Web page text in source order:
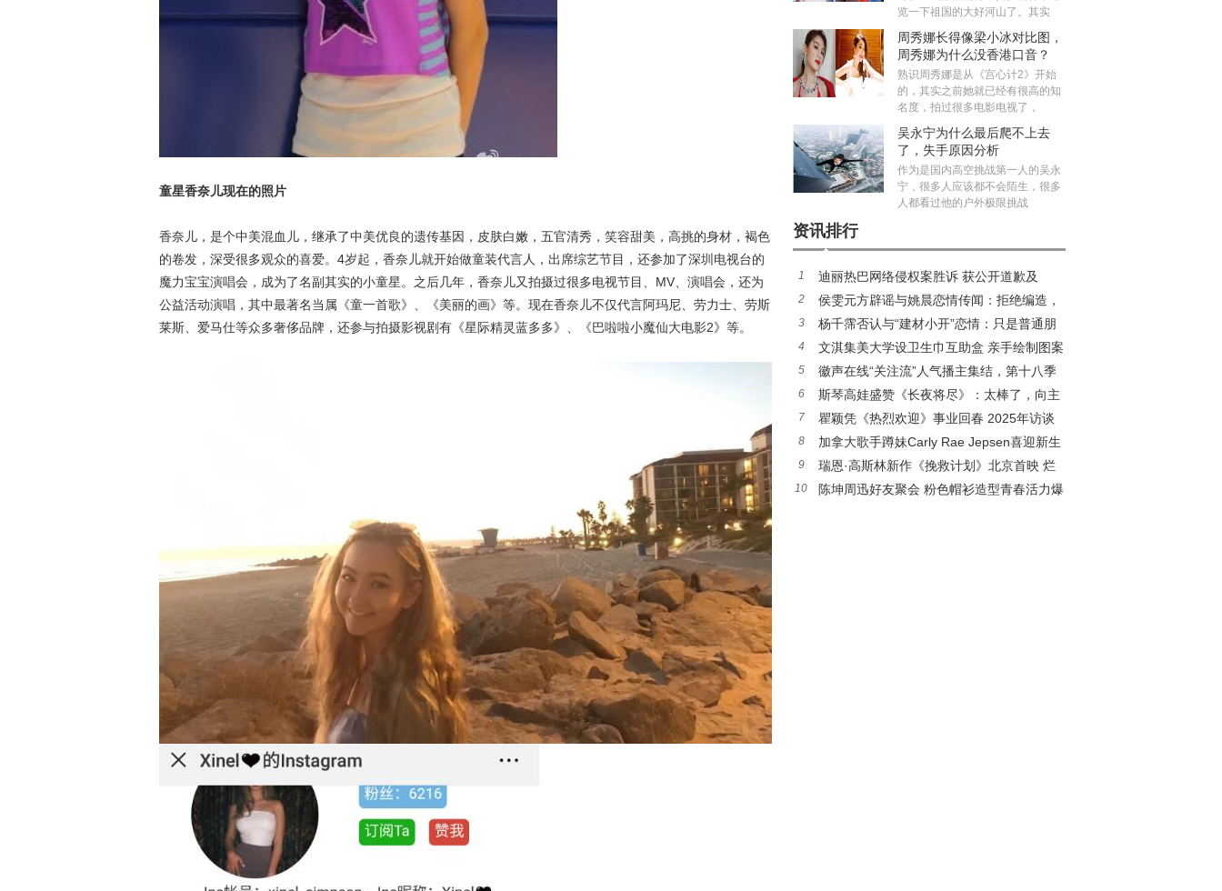
童星香奈儿现在的照片
香奈儿，是个中美混血儿，继承了中美优良的遗传基因，皮肤白嫩，五官清秀，笑容甜美，高挑的身材，褐色
的卷发，深受很多观众的喜爱。4岁起，香奈儿就开始做童装代言人，出席综艺节目，还参加了深圳电视台的
魔力宝宝演唱会，成为了名副其实的小童星。之后几年，香奈儿又拍摄过很多电视节目、MV、演唱会，还为
公益活动演唱，其中最著名当属《童一首歌》、《美丽的画》等。现在香奈儿不仅代言阿玛尼、劳力士、劳斯
莱斯、爱马仕等众多奢侈品牌，还参与拍摄影视剧有《星际精灵蓝多多》、《巴啦啦小魔仙大电影2》等。
览一下祖国的大好河山了。其实
周秀娜长得像梁小冰对比图，
周秀娜为什么没香港口音？
熟识周秀娜是从《宫心计2》开始
的，其实之前她就已经有很高的知
名度，拍过很多电影电视了，
吴永宁为什么最后爬不上去
了，失手原因分析
作为是国内高空挑战第一人的吴永
宁，很多人应该都不会陌生，很多
人都看过他的户外极限挑战
资讯排行
1
迪丽热巴网络侵权案胜诉 获公开道歉及
2050元赔偿
2
侯雯元方辟谣与姚晨恋情传闻：拒绝编造，
抵制谣言
3
杨千霈否认与“建材小开”恋情：只是普通朋
友
4
文淇集美大学设卫生巾互助盒 亲手绘制图案
传递温暖
5
徽声在线“关注流”人气播主集结，第十八季
新闻马拉松香港开跑在即！
6
斯琴高娃盛赞《长夜将尽》：太棒了，向主
创团队致敬
7
瞿颖凭《热烈欢迎》事业回春 2025年访谈
自曝婚姻生活幸福美满
8
加拿大歌手蹲妹Carly Rae Jepsen喜迎新生
命，官宣成为幸福妈妈
9
瑞恩·高斯林新作《挽救计划》北京首映 烂
番茄95%高分开局
10
陈坤周迅好友聚会 粉色帽衫造型青春活力爆